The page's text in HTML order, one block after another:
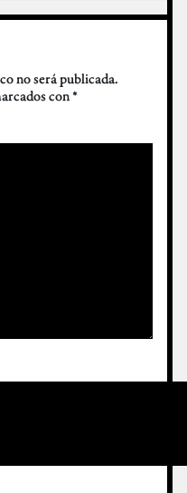
no será publicada.
con*